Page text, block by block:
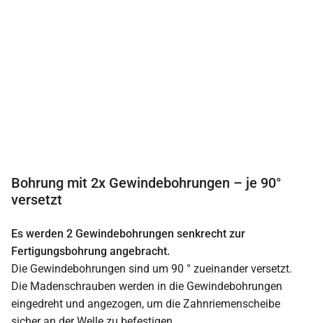
Bohrung mit 2x Gewindebohrungen – je 90°
versetzt
Es werden 2 Gewindebohrungen senkrecht zur
Fertigungsbohrung angebracht.
Die Gewindebohrungen sind um 90 ° zueinander versetzt.
Die Madenschrauben werden in die Gewindebohrungen
eingedreht und angezogen, um die Zahnriemenscheibe